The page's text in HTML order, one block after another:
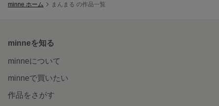
minne ホーム まんまる の作品一覧
minneを知る
minneについて
minneで買いたい
作品をさがす